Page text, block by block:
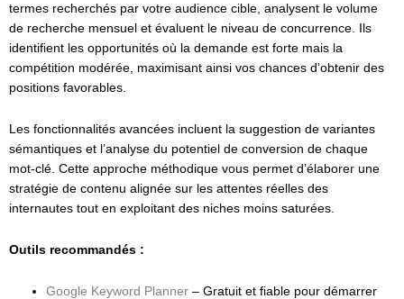
termes recherchés par votre audience cible, analysent le volume
de recherche mensuel et évaluent le niveau de concurrence. Ils
identifient les opportunités où la demande est forte mais la
compétition modérée, maximisant ainsi vos chances d’obtenir des
positions favorables.
Les fonctionnalités avancées incluent la suggestion de variantes
sémantiques et l’analyse du potentiel de conversion de chaque
mot-clé. Cette approche méthodique vous permet d’élaborer une
stratégie de contenu alignée sur les attentes réelles des
internautes tout en exploitant des niches moins saturées.
Outils recommandés :
Google Keyword Planner – Gratuit et fiable pour démarrer